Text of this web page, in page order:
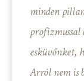
minden
profizmussal
esküvőnket,
Arról nem is